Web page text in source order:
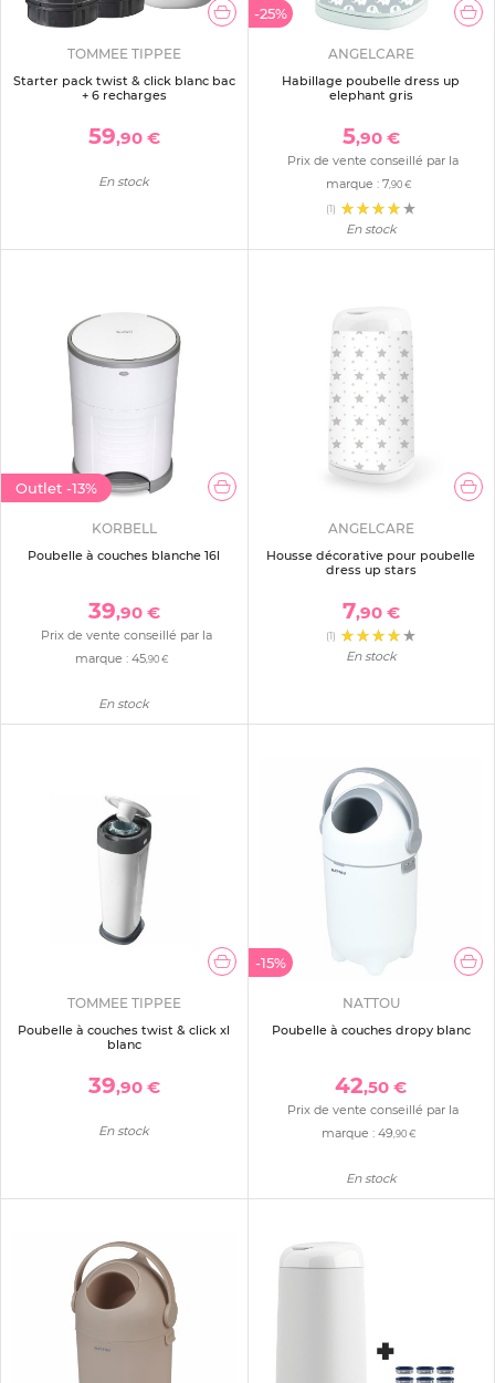
TOMMEE TIPPEE
Starter pack twist & click blanc bac
+ 6 recharges
59,90 €
En stock
-25%
ANGELCARE
Habillage poubelle dress up
elephant gris
5,90 €
Prix de vente conseillé par la
marque : 7,90 €
(1)
En stock
Outlet -13%
KORBELL
Poubelle à couches blanche 16l
39,90 €
Prix de vente conseillé par la
marque : 45,90 €
En stock
ANGELCARE
Housse décorative pour poubelle
dress up stars
7,90 €
(1)
En stock
TOMMEE TIPPEE
Poubelle à couches twist & click xl
blanc
39,90 €
En stock
-15%
NATTOU
Poubelle à couches dropy blanc
42,50 €
Prix de vente conseillé par la
marque : 49,90 €
En stock